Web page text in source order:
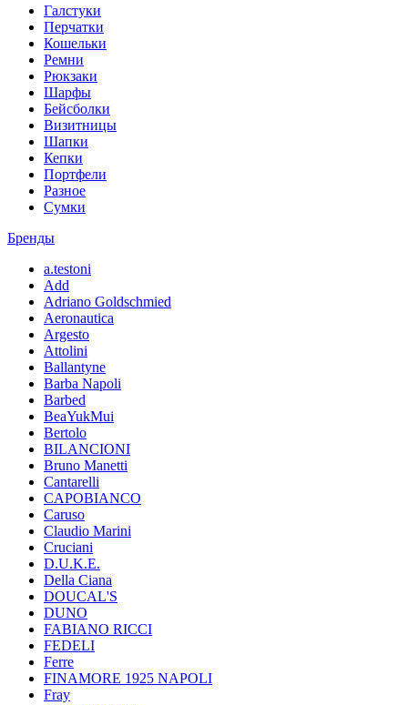
Галстуки
Перчатки
Кошельки
Ремни
Рюкзаки
Шарфы
Бейсболки
Визитницы
Шапки
Кепки
Портфели
Разное
Сумки
Бренды
a.testoni
Add
Adriano Goldschmied
Aeronautica
Argesto
Attolini
Ballantyne
Barba Napoli
Barbed
BeaYukMui
Bertolo
BILANCIONI
Bruno Manetti
Cantarelli
CAPOBIANCO
Caruso
Claudio Marini
Cruciani
D.U.K.E.
Della Ciana
DOUCAL'S
DUNO
FABIANO RICCI
FEDELI
Ferre
FINAMORE 1925 NAPOLI
Fray